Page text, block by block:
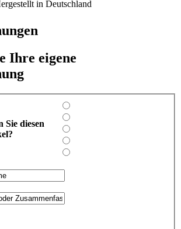
in Deutschland
Ihre eigene
Sie diesen